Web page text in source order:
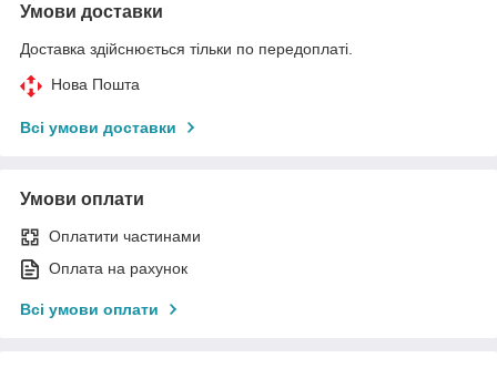
Умови доставки
Доставка здійснюється тільки по передоплаті.
Нова Пошта
Всі умови доставки
Умови оплати
Оплатити частинами
Оплата на рахунок
Всі умови оплати